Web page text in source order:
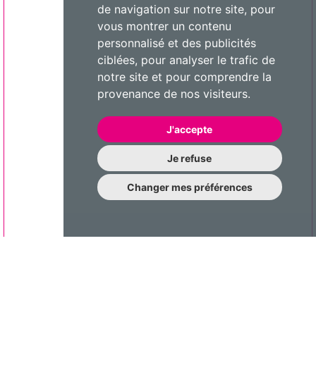
de navigation sur notre site, pour
vous montrer un contenu
personnalisé et des publicités
ciblées, pour analyser le trafic de
notre site et pour comprendre la
provenance de nos visiteurs.
J'accepte
Je refuse
Changer mes préférences